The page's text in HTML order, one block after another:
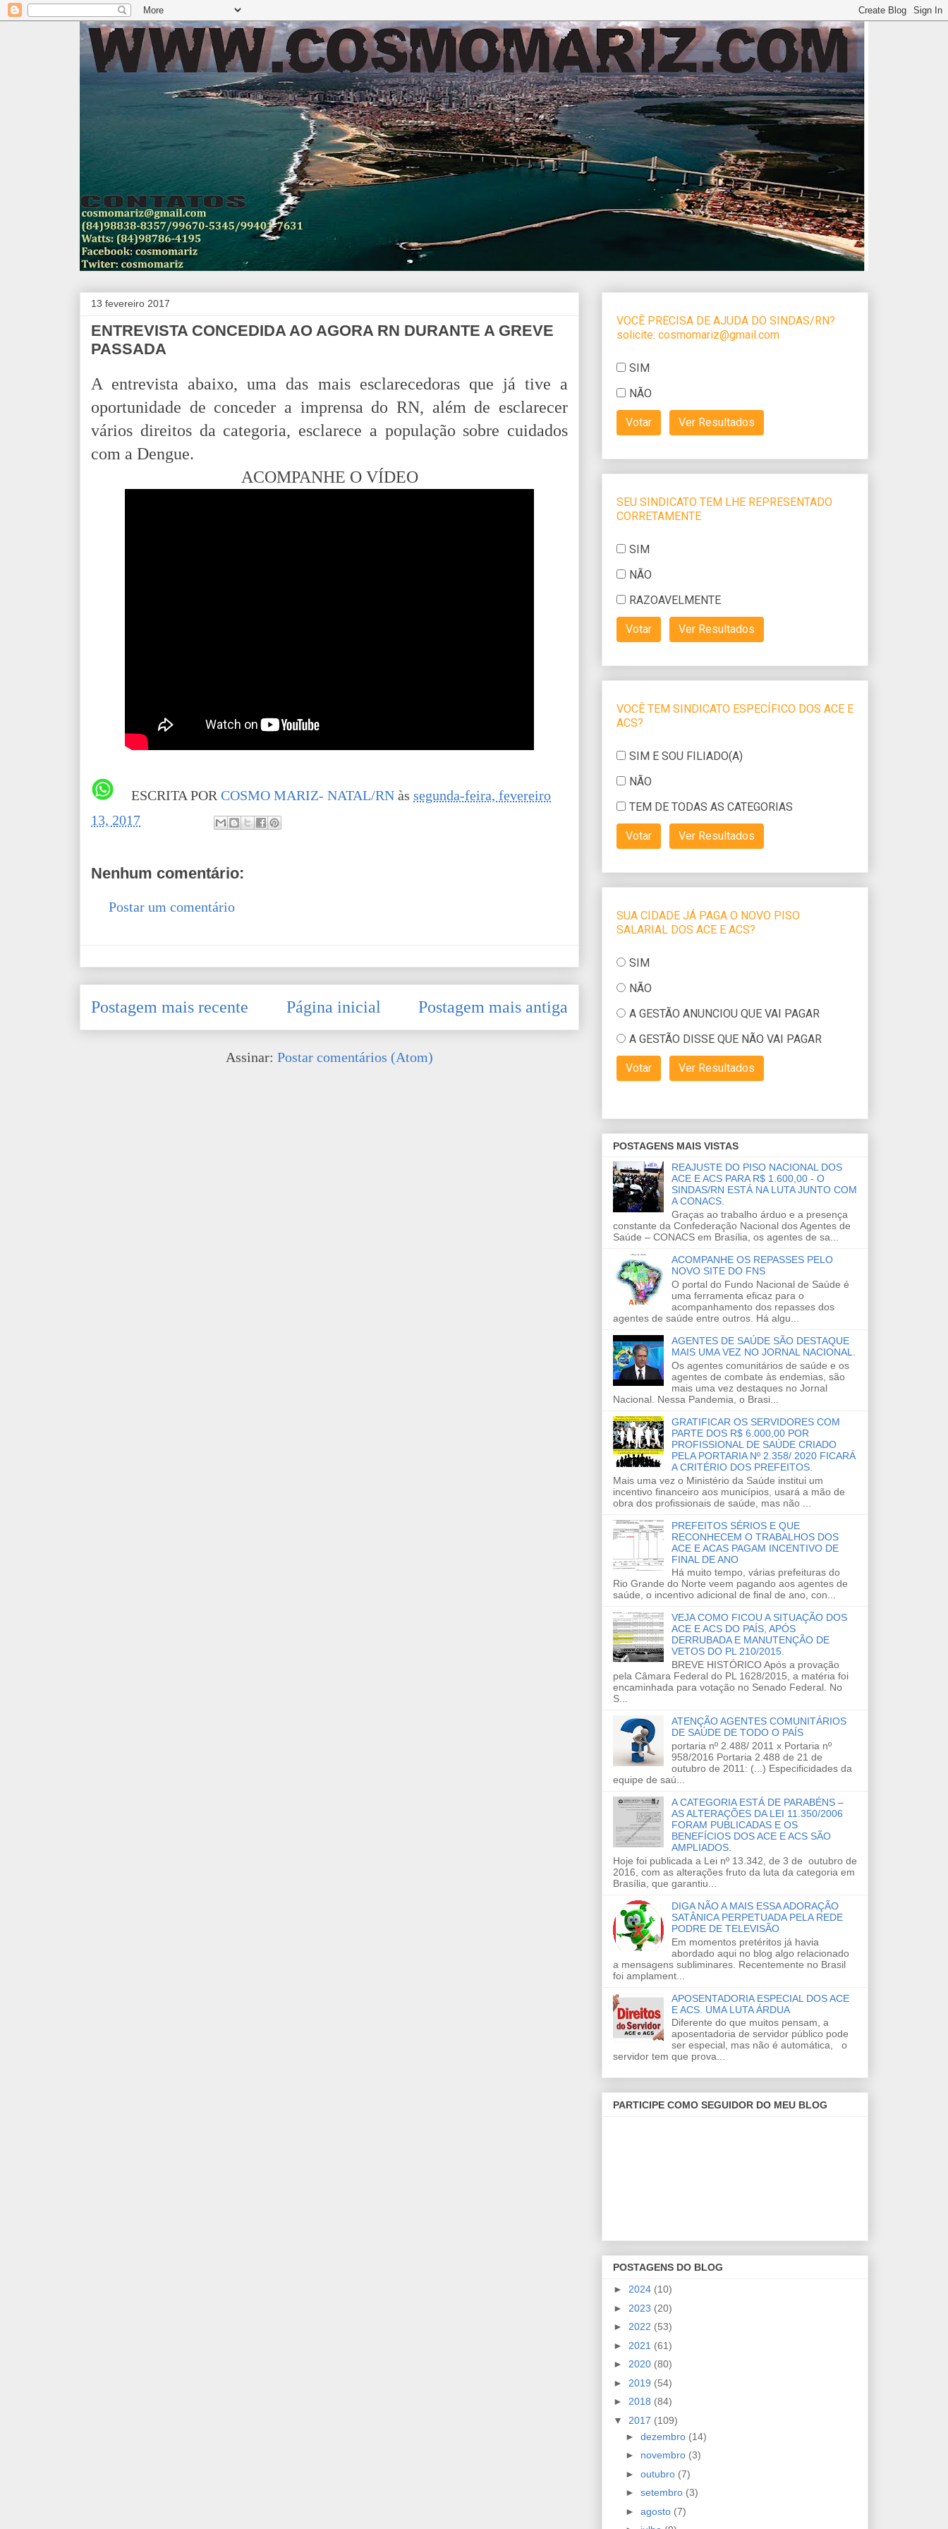
13 fevereiro 2017
ENTREVISTA CONCEDIDA AO AGORA RN DURANTE A GREVE
PASSADA
A entrevista abaixo, uma das mais esclarecedoras que já tive a
oportunidade de conceder a imprensa do RN, além de esclarecer
vários direitos da categoria, esclarece a população sobre cuidados
com a Dengue.
ACOMPANHE O VÍDEO
ESCRITA POR COSMO MARIZ- NATAL/RN às segunda-feira, fevereiro
13, 2017
Nenhum comentário:
Postar um comentário
Postagem mais recente Postagem mais antiga
Página inicial
Assinar: Postar comentários (Atom)
POSTAGENS MAIS VISTAS
REAJUSTE DO PISO NACIONAL DOS
ACE E ACS PARA R$ 1.600,00 - O
SINDAS/RN ESTÁ NA LUTA JUNTO COM
A CONACS.
Graças ao trabalho árduo e a presença
constante da Confederação Nacional dos Agentes de
Saúde – CONACS em Brasília, os agentes de sa...
ACOMPANHE OS REPASSES PELO
NOVO SITE DO FNS
O portal do Fundo Nacional de Saúde é
uma ferramenta eficaz para o
acompanhamento dos repasses dos
agentes de saúde entre outros. Há algu...
AGENTES DE SAÚDE SÃO DESTAQUE
MAIS UMA VEZ NO JORNAL NACIONAL.
Os agentes comunitários de saúde e os
agentes de combate às endemias, são
mais uma vez destaques no Jornal
Nacional. Nessa Pandemia, o Brasi...
GRATIFICAR OS SERVIDORES COM
PARTE DOS R$ 6.000,00 POR
PROFISSIONAL DE SAÚDE CRIADO
PELA PORTARIA Nº 2.358/ 2020 FICARÁ
A CRITÉRIO DOS PREFEITOS.
Mais uma vez o Ministério da Saúde institui um
incentivo financeiro aos municípios, usará a mão de
obra dos profissionais de saúde, mas não ...
PREFEITOS SÉRIOS E QUE
RECONHECEM O TRABALHOS DOS
ACE E ACAS PAGAM INCENTIVO DE
FINAL DE ANO
Há muito tempo, várias prefeituras do
Rio Grande do Norte veem pagando aos agentes de
saúde, o incentivo adicional de final de ano, con...
VEJA COMO FICOU A SITUAÇÃO DOS
ACE E ACS DO PAÍS, APÓS
DERRUBADA E MANUTENÇÃO DE
VETOS DO PL 210/2015.
BREVE HISTÓRICO Após a provação
pela Câmara Federal do PL 1628/2015, a matéria foi
encaminhada para votação no Senado Federal. No
S...
ATENÇÃO AGENTES COMUNITÁRIOS
DE SAÚDE DE TODO O PAÍS
portaria nº 2.488/ 2011 x Portaria nº
958/2016 Portaria 2.488 de 21 de
outubro de 2011: (...) Especificidades da
equipe de saú...
A CATEGORIA ESTÁ DE PARABÉNS –
AS ALTERAÇÕES DA LEI 11.350/2006
FORAM PUBLICADAS E OS
BENEFÍCIOS DOS ACE E ACS SÃO
AMPLIADOS.
Hoje foi publicada a Lei nº 13.342, de 3 de outubro de
2016, com as alterações fruto da luta da categoria em
Brasília, que garantiu...
DIGA NÃO A MAIS ESSA ADORAÇÃO
SATÂNICA PERPETUADA PELA REDE
PODRE DE TELEVISÃO
Em momentos pretéritos já havia
abordado aqui no blog algo relacionado
a mensagens subliminares. Recentemente no Brasil
foi amplament...
APOSENTADORIA ESPECIAL DOS ACE
E ACS. UMA LUTA ÁRDUA
Diferente do que muitos pensam, a
aposentadoria de servidor público pode
ser especial, mas não é automática, o
servidor tem que prova...
PARTICIPE COMO SEGUIDOR DO MEU BLOG
POSTAGENS DO BLOG
► 2024 (10)
► 2023 (20)
► 2022 (53)
► 2021 (61)
► 2020 (80)
► 2019 (54)
► 2018 (84)
▼ 2017 (109)
► dezembro (14)
► novembro (3)
► outubro (7)
► setembro (3)
► agosto (7)